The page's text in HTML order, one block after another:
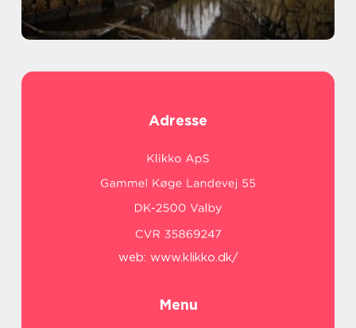
Adresse
web: www.klikko.dk/
Menu